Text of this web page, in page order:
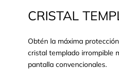
CRISTAL
Obtén la máxima
cristal templado irrompible
pantalla convencionales.